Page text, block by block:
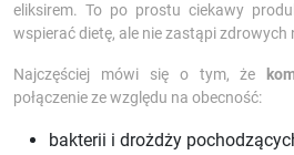
eliksirem. To po prostu ciekawy
wspierać dietę, ale nie zastąpi zdrowych
Najczęściej mówi się o tym, że
połączenie ze względu na obecność:
bakterii i drożdży